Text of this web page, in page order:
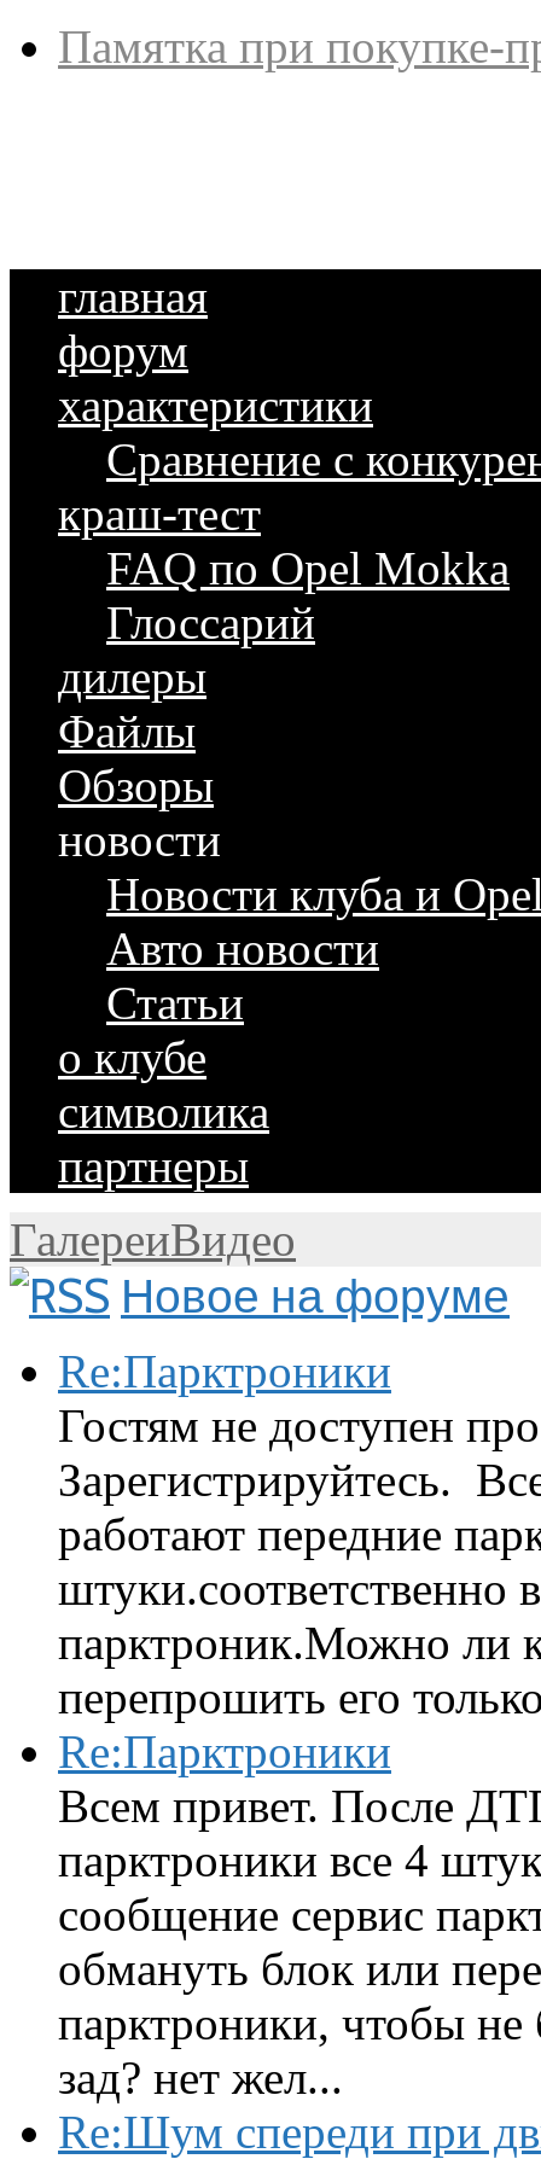
Памятка при покупке-
главная
форум
характеристики
Сравнение с
краш-тест
FAQ по Opel Mokka
Глоссарий
дилеры
Файлы
Обзоры
новости
Новости клуба и
Авто новости
Статьи
о клубе
символика
партнеры
ГалереиВидео
Новое на форуме
Re:Парктроники
Гостям не доступен
Зарегистрируйтесь.
работают передние
штуки.соответственно
парктроник.Можно ли
перепрошить его
Re:Парктроники
Всем привет. После
парктроники все 4
сообщение сервис
обмануть блок или
парктроники, чтобы
зад? нет жел...
Re:Шум спереди при